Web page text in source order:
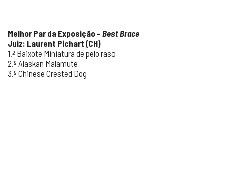
Melhor Par da Exposição – Best Brace
Juiz: Laurent Pichart (CH)
1.º Baixote Miniatura de pelo raso
2.º Alaskan Malamute
3.º Chinese Crested Dog